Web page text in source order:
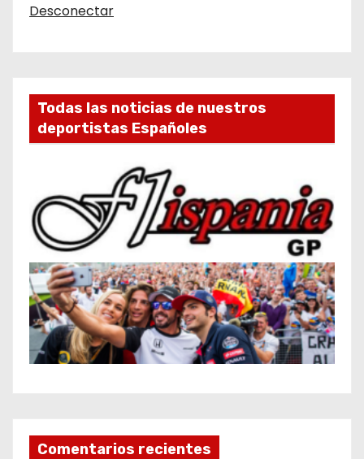
Desconectar
Todas las noticias de nuestros
deportistas Españoles
Comentarios recientes